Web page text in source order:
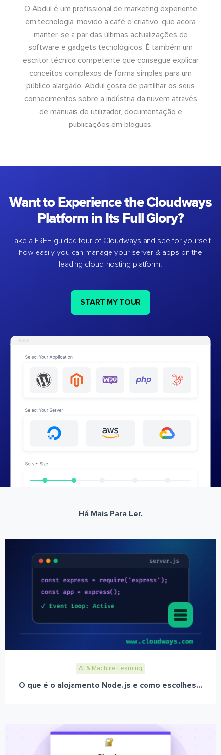
O Abdul é um profissional de marketing experiente
em tecnologia, movido a café e criativo, que adora
manter-se a par das últimas actualizações de
software e gadgets tecnológicos. É também um
escritor técnico competente que consegue explicar
conceitos complexos de forma simples para um
público alargado. Abdul gosta de partilhar os seus
conhecimentos sobre a indústria da nuvem através
de manuais de utilizador, documentação e
publicações em blogues.
Want to Experience the Cloudways
Platform in Its Full Glory?
Take a FREE guided tour of Cloudways and see for yourself
how easily you can manage your server & apps on the
leading cloud-hosting platform.
START MY TOUR
Há Mais Para Ler.
AI & Machine Learning
O que é o alojamento Node.js e como escolhes...